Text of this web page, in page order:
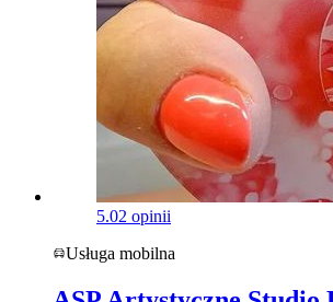
5.02 opinii
Usługa mobilna